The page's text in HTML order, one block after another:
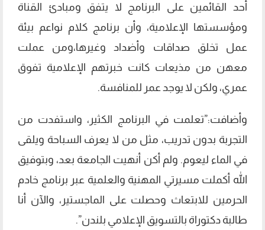
أحد القائمين على البرنامج لا يتفق ومبادئ القناة
ومؤسستها الإعلامية، وأن برنامج كلام نواعم بيئة
عمل تخلق صداقات وأضداد وغيرها،ومن عملت
معهن من مذيعات كانت خبرتهم الإعلامية تفوق
عمري، ولكن لا يوجد عمر للمنافسة.
وأضافت:”تعلمت في البرنامج الكثير، واستفدت من
التجربة بدون تدريب، مثل من لا يعرف السباحة ويلقى
في الماء ليعوم. ولم أكن أنهيت الجامعة بعد، وبتوفيق
الله أكملت مسيرتي المهنية والعلمية عبر برنامج خادم
الحرمين للابتعاث وحصلت على الماجستير، والآن أنا
طالبة دكتوراة بالتسويق الإعلامي بلندن”.